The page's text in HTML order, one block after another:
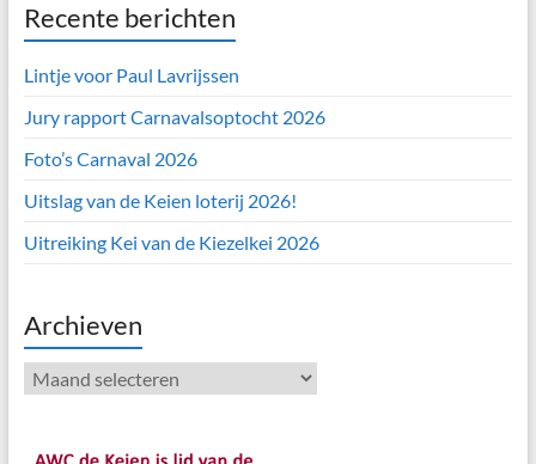
Recente berichten
Lintje voor Paul Lavrijssen
Jury rapport Carnavalsoptocht 2026
Foto’s Carnaval 2026
Uitslag van de Keien loterij 2026!
Uitreiking Kei van de Kiezelkei 2026
Archieven
Archieven